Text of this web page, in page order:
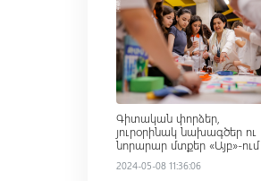
Read more
Գիտական փորձեր,
յուրօրինակ նախագծեր ու
նորարար մտքեր «Այբ»-ում
2024-05-08 11:36:06